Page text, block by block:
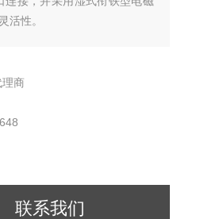
活性。
理商
联系我们